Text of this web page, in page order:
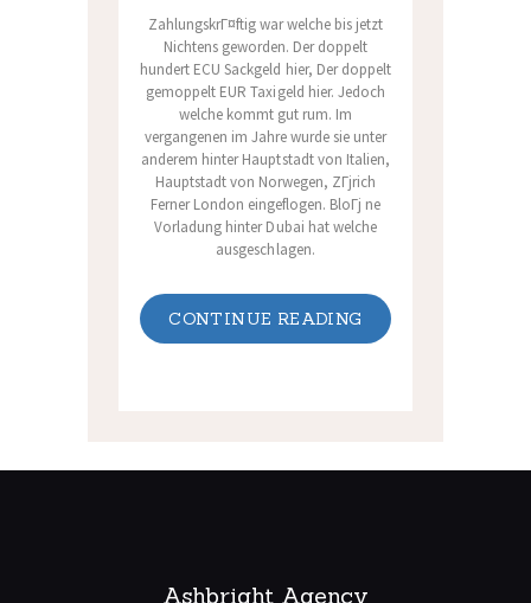
ZahlungskrГ¤ftig war welche bis jetzt
Nichtens geworden. Der doppelt
hundert ECU Sackgeld hier, Der doppelt
gemoppelt EUR Taxigeld hier. Jedoch
welche kommt gut rum. Im
vergangenen im Jahre wurde sie unter
anderem hinter Hauptstadt von Italien,
Hauptstadt von Norwegen, ZГјrich
Ferner London eingeflogen. BloГј ne
Vorladung hinter Dubai hat welche
ausgeschlagen.
CONTINUE READING
Ashbright Agency